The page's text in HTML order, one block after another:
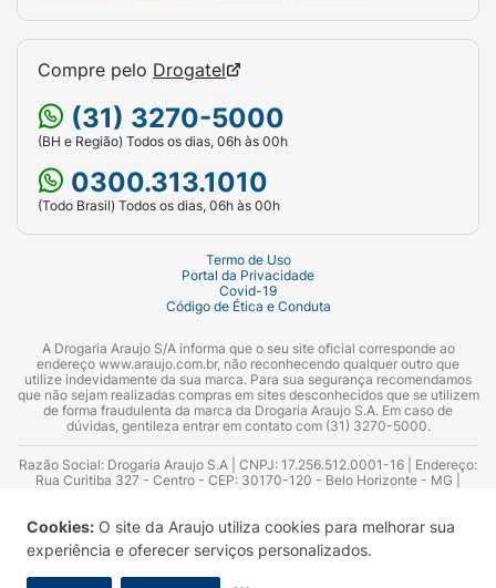
Cookies: O site da Araujo utiliza cookies para melhorar sua
experiência e oferecer serviços personalizados.
Compre pelo Drogatel
(31) 3270-5000
(BH e Região) Todos os dias, 06h às 00h
0300.313.1010
(Todo Brasil) Todos os dias, 06h às 00h
Termo de Uso
Portal da Privacidade
Covid-19
Código de Ética e Conduta
A Drogaria Araujo S/A informa que o seu site oficial corresponde ao
endereço www.araujo.com.br, não reconhecendo qualquer outro que
utilize indevidamente da sua marca. Para sua segurança recomendamos
que não sejam realizadas compras em sites desconhecidos que se utilizem
de forma fraudulenta da marca da Drogaria Araujo S.A. Em caso de
dúvidas, gentileza entrar em contato com (31) 3270-5000.
Razão Social: Drogaria Araujo S.A | CNPJ: 17.256.512.0001-16 | Endereço:
Rua Curitiba 327 - Centro - CEP: 30170-120 - Belo Horizonte - MG |
Azevedo Guimarães – CRF 10.965 | Yasmin Silva Alvarenga – CRF 52.584 -
Consultor substituto: Thiago Aguiar Pinheiro - CRF Nº 13.748. Alvará
Sanitário: 2025020713 | Autorização de Funcionamento da Empresa (AFE):